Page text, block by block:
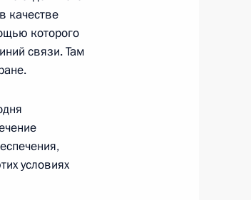
качестве
которого
связи. Там
условиях